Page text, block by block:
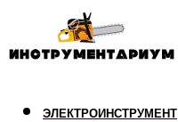
ЭЛЕКТРОИНСТРУМЕНТ